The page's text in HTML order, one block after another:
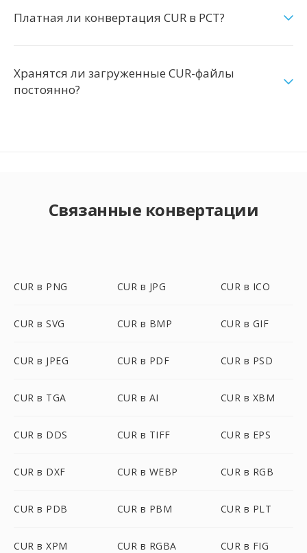
Платная ли конвертация CUR в PCT?
Хранятся ли загруженные CUR-файлы
постоянно?
Связанные конвертации
CUR в PNG CUR в JPG CUR в ICO
CUR в SVG CUR в BMP CUR в GIF
CUR в JPEG CUR в PDF CUR в PSD
CUR в TGA CUR в AI CUR в XBM
CUR в DDS CUR в TIFF CUR в EPS
CUR в DXF CUR в WEBP CUR в RGB
CUR в PDB CUR в PBM CUR в PLT
CUR в XPM CUR в RGBA CUR в FIG